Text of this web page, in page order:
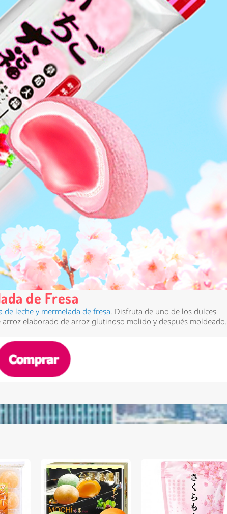
de Fresa
leche y mermelada de fresa. Disfruta de uno de los dulces
elaborado de arroz glutinoso molido y después moldeado.